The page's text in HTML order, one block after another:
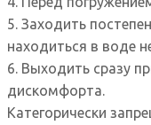
5. Заходить
находиться в воде
6. Выходить сразу
дискомфорта.
Категорически